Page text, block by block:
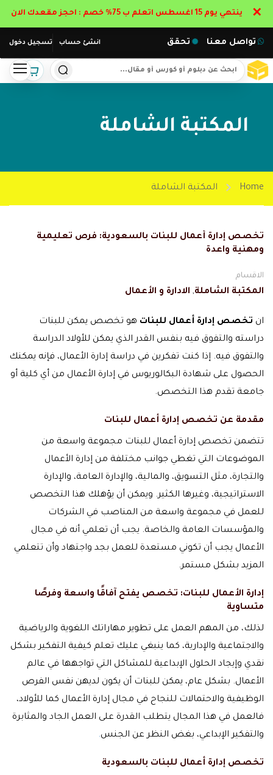
انشئ حساب تسجيل دخول تواصل معنا تحقق
المكتبة الشاملة
Home المكتبة الشاملة
تخصص إدارة أعمال للبنات بالسعودية: فرص تعليمية
ومهنية واعدة
الاقسام
المكتبة الشاملة, الادارة و الأعمال
ان تخصص إدارة أعمال للبنات هو تخصص يمكن للبنات
دراسته والتفوق فيه بنفس القدر الذي يمكن للأولاد الدراسة
والتفوق فيه. إذا كنت تفكرين في دراسة إدارة الأعمال، فإنه يمكنك
الحصول على شهادة البكالوريوس في إدارة الأعمال من أي كلية أو
جامعة تقدم هذا التخصص.
مقدمة عن تخصص إدارة أعمال للبنات
تتضمن تخصص إدارة أعمال للبنات مجموعة واسعة من
الموضوعات التي تغطي جوانب مختلفة من إدارة الأعمال
والتجارة، مثل التسويق، والمالية، والإدارة العامة، والإدارة
الاستراتيجية، وغيرها الكثير. ويمكن أن يؤهلك هذا التخصص
للعمل في مجموعة واسعة من المناصب في الشركات
والمؤسسات العامة والخاصة. يجب أن تعلمي أنه في مجال
الأعمال يجب أن تكوني مستعدة للعمل بجد واجتهاد وأن تتعلمي
المزيد بشكل مستمر.
إدارة الأعمال للبنات: تخصص يفتح آفاقًا واسعة وفرصًا
متساوية
لذلك، من المهم العمل على تطوير مهاراتك اللغوية والرياضية
والاجتماعية والإدارية، كما ينبغي عليك تعلم كيفية التفكير بشكل
نقدي وإيجاد الحلول الإبداعية للمشاكل التي تواجهها في عالم
الأعمال. بشكل عام، يمكن للبنات أن يكون لديهن نفس الفرص
الوظيفية والاحتمالات للنجاح في مجال إدارة الأعمال كما للأولاد،
فالعمل في هذا المجال يتطلب القدرة على العمل الجاد والمثابرة
والتفكير الإبداعي، بغض النظر عن الجنس.
تخصص إدارة أعمال للبنات بالسعودية
ينتهي يوم 15 اغسطس اتعلم ب 75% خصم : احجز مقعدك الان ✕